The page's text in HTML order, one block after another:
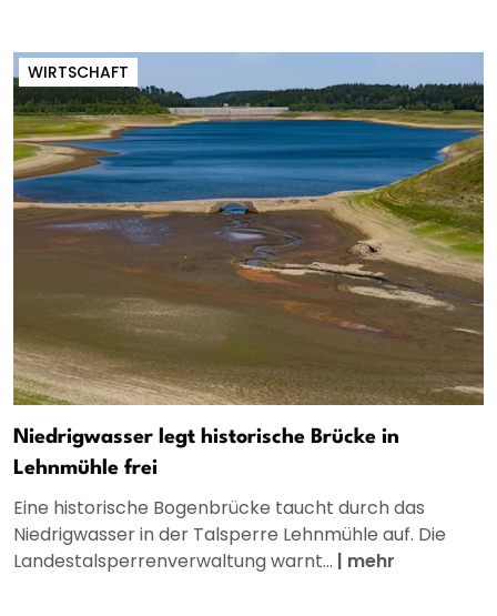
WIRTSCHAFT
Niedrigwasser legt historische Brücke in
Lehnmühle frei
Eine historische Bogenbrücke taucht durch das
Niedrigwasser in der Talsperre Lehnmühle auf. Die
Landestalsperrenverwaltung warnt... | mehr